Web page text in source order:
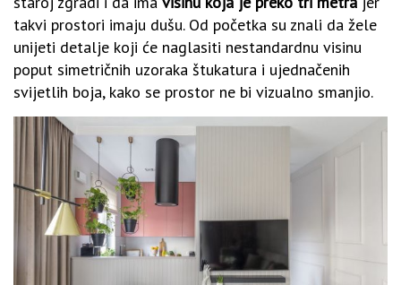
takvi prostori imaju dušu. Od početka su znali da žele
unijeti detalje koji će naglasiti nestandardnu visinu
poput simetričnih uzoraka štukatura i ujednačenih
svijetlih boja, kako se prostor ne bi vizualno smanjio.